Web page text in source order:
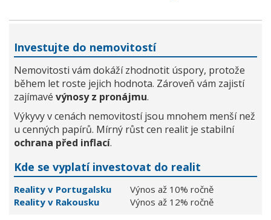
Investujte do nemovitostí
Nemovitosti vám dokáží zhodnotit úspory, protože
během let roste jejich hodnota. Zároveň vám zajistí
zajímavé výnosy z pronájmu.
Výkyvy v cenách nemovitostí jsou mnohem menší než
u cenných papírů. Mírný růst cen realit je stabilní
ochrana před inflací.
Kde se vyplatí investovat do realit
Reality v Portugalsku
Výnos až 10% ročně
Reality v Rakousku
Výnos až 12% ročně